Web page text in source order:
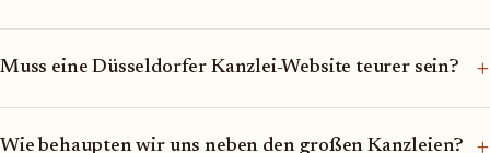
Muss eine Düsseldorfer Kanzlei-Website teurer sein? +
Wie behaupten wir uns neben den großen Kanzleien? +